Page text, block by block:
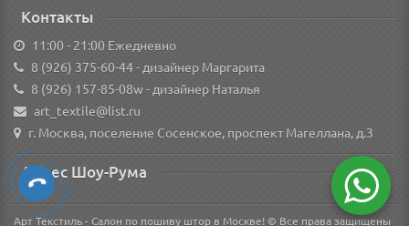
Контакты
11:00 - 21:00 Ежедневно
8 (926) 375-60-44- дизайнер Маргарита
8 (926) 157-85-08w- дизайнер Наталья
art_textile@list.ru
г. Москва, поселение Сосенское, проспект Магеллана, д.3
Адрес Шоу-Рума
Арт Текстиль - Салон по пошиву штор в Москве! © Все права защищены